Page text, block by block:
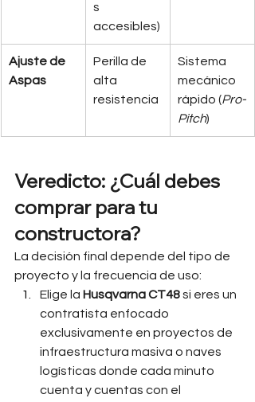
s
accesibles)
Ajuste de
Aspas
Perilla de
alta
resistencia
Sistema
mecánico
rápido (Pro-
Pitch)
Veredicto: ¿Cuál debes
comprar para tu
constructora?
La decisión final depende del tipo de
proyecto y la frecuencia de uso:
Elige la Husqvarna CT48 si eres un
contratista enfocado
exclusivamente en proyectos de
infraestructura masiva o naves
logísticas donde cada minuto
cuenta y cuentas con el